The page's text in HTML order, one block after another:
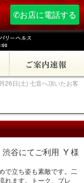
✆お店に電話する
26日(土) 七音へ頂いたお客
渋谷にてご利用 Y 様
で立ち姿も素敵です。二
れます。トーク、プレ